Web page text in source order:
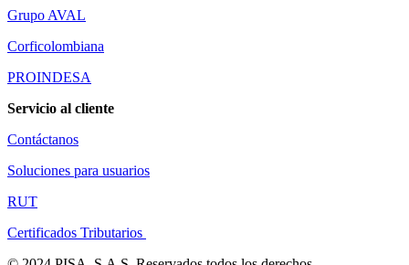
Grupo AVAL
Corficolombiana
PROINDESA
Servicio al cliente
Contáctanos
Soluciones para usuarios
RUT
Certificados Tributarios